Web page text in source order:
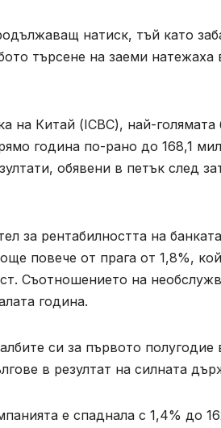
натиск, тъй като
търсене на заеми натежаха
на Китай (ICBC), най-голямата
година по-рано до 168,1
обявени в петък след
за рентабилността на
повече от прага от 1,8%,
Съотношението на
година.
си за първото полугодие
в резултат на силната
е спаднала с 1,4% до